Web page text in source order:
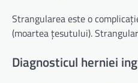
Strangularea este o
(moartea țesutului).
Diagnosticul herniei